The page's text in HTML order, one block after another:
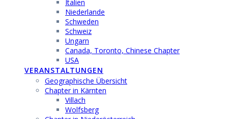
Italien
Niederlande
Schweden
Schweiz
Ungarn
Canada, Toronto, Chinese Chapter
USA
VERANSTALTUNGEN
Geographische Übersicht
Chapter in Kärnten
Villach
Wolfsberg